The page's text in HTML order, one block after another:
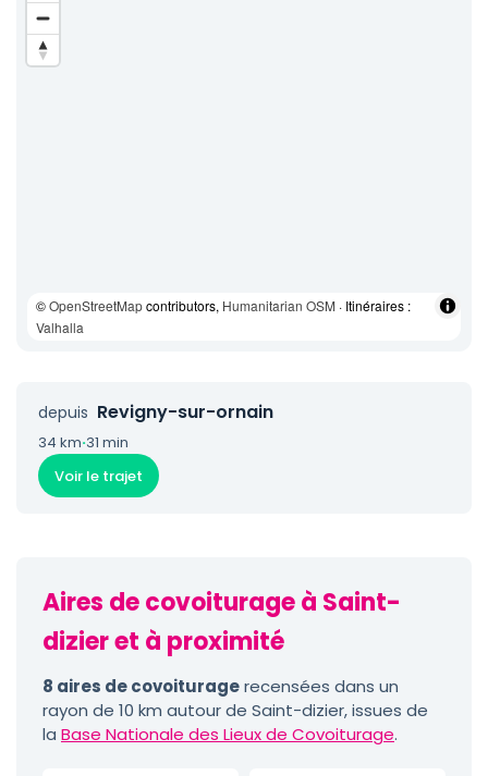
©OpenStreetMapcontributors, Humanitarian OSM · Itinéraires :
Valhalla
depuis Revigny-sur-ornain
34 km·31 min
Voir le trajet
Aires de covoiturage à Saint-
dizier et à proximité
8 aires de covoituragerecensées dans un
rayon de 10 km autour de Saint-dizier, issues de
la Base Nationale des Lieux de Covoiturage.